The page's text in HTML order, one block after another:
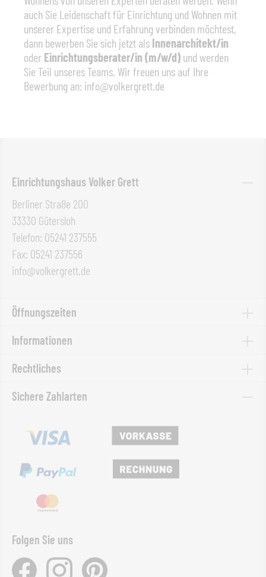
auch Sie Leidenschaft für Einrichtung und Wohnen mit
unserer Expertise und Erfahrung verbinden möchtest,
dann bewerben Sie sich jetzt als Innenarchitekt/in
oder Einrichtungsberater/in (m/w/d) und werden
Sie Teil unseres Teams. Wir freuen uns auf Ihre
Bewerbung an: info@volkergrett.de
Einrichtungshaus Volker Grett
Berliner Straße 200
33330 Gütersloh
Telefon: 05241 237555
Fax: 05241 237556
info@volkergrett.de
Öffnungszeiten
Informationen
Rechtliches
Sichere Zahlarten
Folgen Sie uns